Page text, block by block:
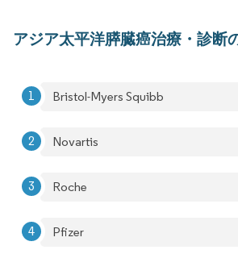
アジア太平洋膵臓癌治療・診断
Bristol-Myers Squibb
Novartis
Roche
Pfizer